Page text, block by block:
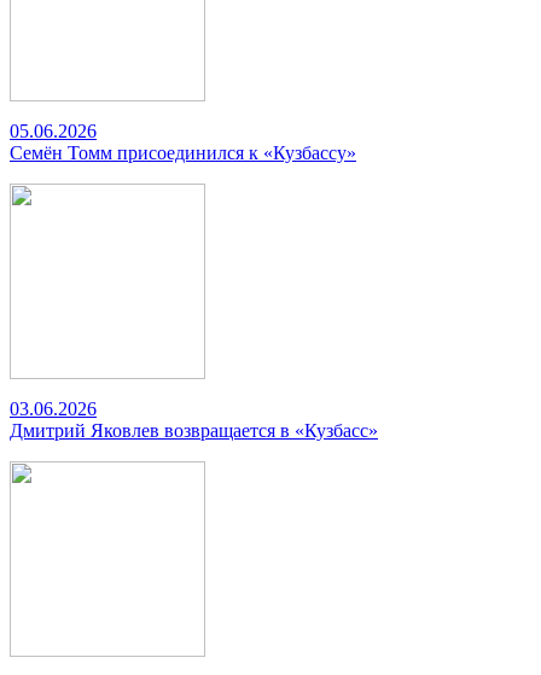
05.06.2026
Семён Томм присоединился к «Кузбассу»
03.06.2026
Дмитрий Яковлев возвращается в «Кузбасс»